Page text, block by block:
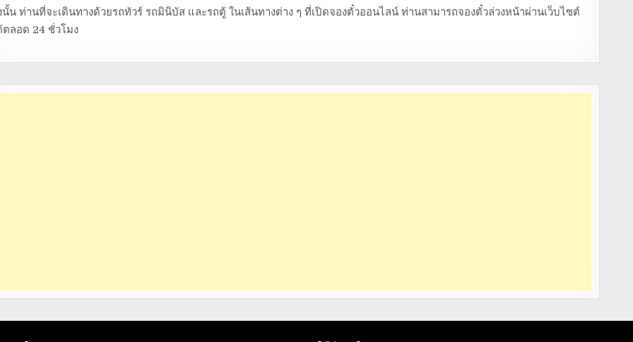
นั้น ท่านที่จะเดินทางด้วยรถทัวร์ รถมินิบัส และรถตู้ ในเส้นทางต่าง ๆ ที่เปิดจองตั๋วออนไลน์ ท่านสามารถจองตั๋วล่วงหน้าผ่านเว็บไซต์
ตลอด 24 ชั่วโมง